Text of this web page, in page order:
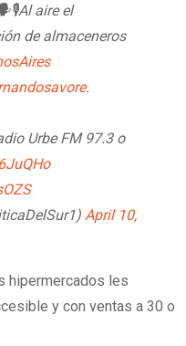
aire el
de almaceneros
.
Urbe FM 97.3 o
April 10,
hipermercados les
y con ventas a 30 o